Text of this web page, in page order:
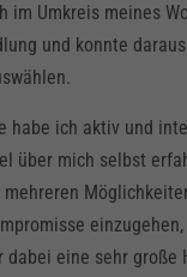
im Umkreis meines
und konnte
habe ich aktiv und
über mich selbst
dabei eine sehr große